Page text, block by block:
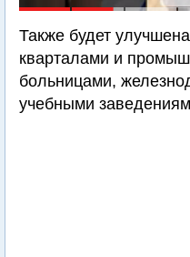
Также будет
кварталами и
больницами,
учебными